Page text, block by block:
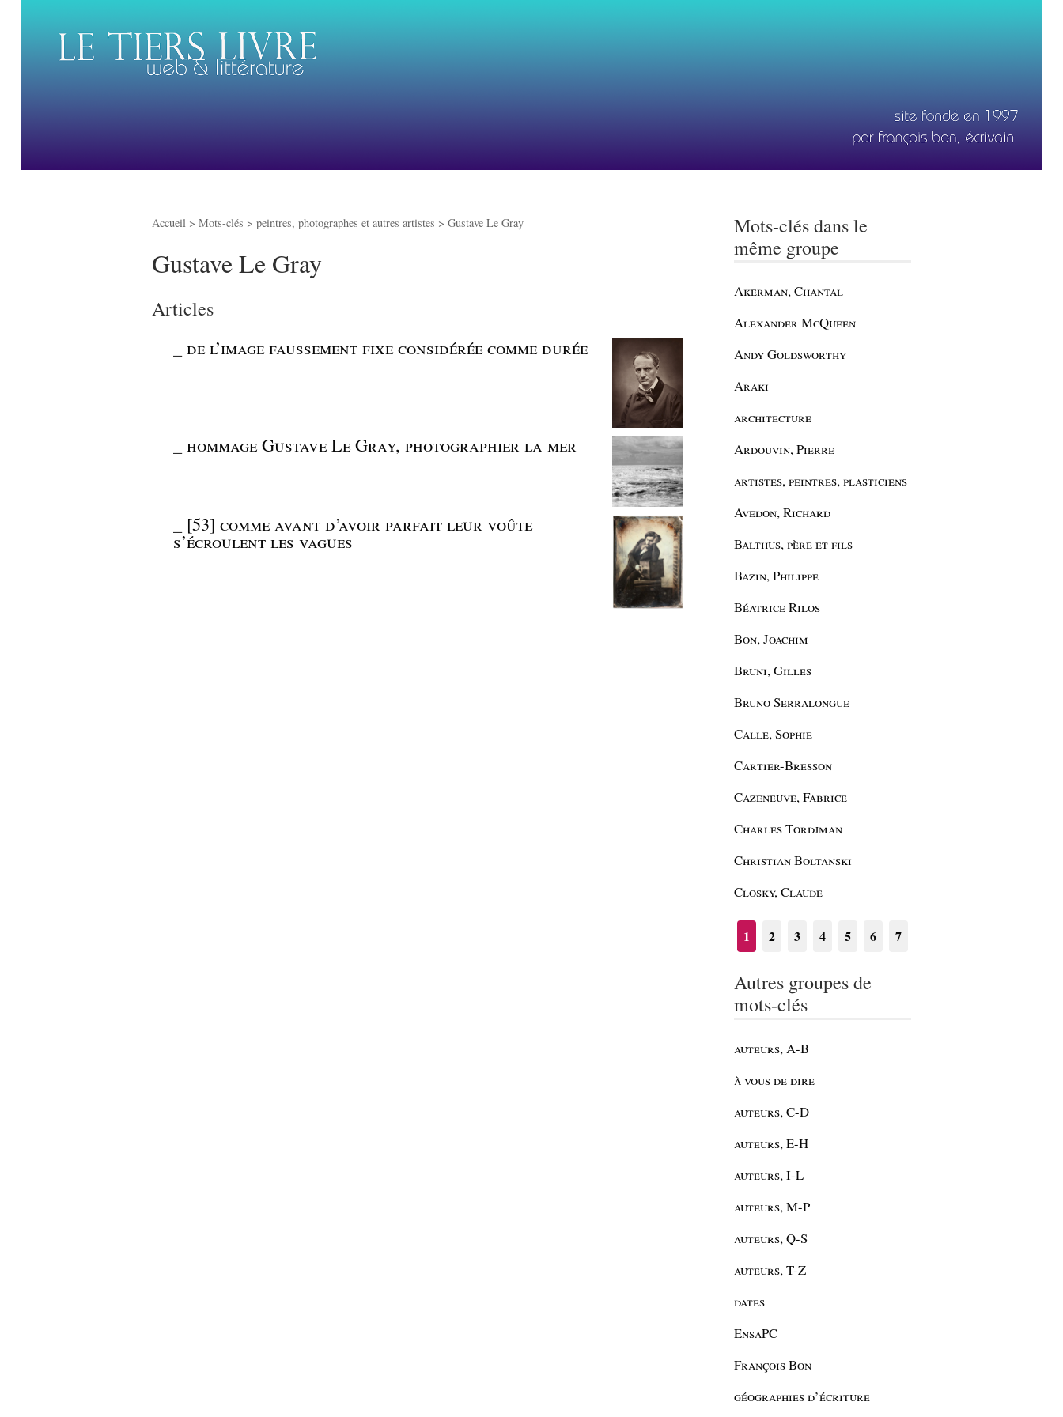
Accueil > Mots-clés > peintres, photographes et autres artistes > Gustave Le Gray
Gustave Le Gray
Articles
de l’image faussement fixe considérée comme durée
hommage Gustave Le Gray, photographier la mer
[53] comme avant d’avoir parfait leur voûte
s’écroulent les vagues
Mots-clés dans le
même groupe
Akerman, Chantal
Alexander McQueen
Andy Goldsworthy
Araki
architecture
Ardouvin, Pierre
artistes, peintres, plasticiens
Avedon, Richard
Balthus, père et fils
Bazin, Philippe
Béatrice Rilos
Bon, Joachim
Bruni, Gilles
Bruno Serralongue
Calle, Sophie
Cartier-Bresson
Cazeneuve, Fabrice
Charles Tordjman
Christian Boltanski
Closky, Claude
1 2 3 4 5 6 7
Autres groupes de
mots-clés
auteurs, A-B
à vous de dire
auteurs, C-D
auteurs, E-H
auteurs, I-L
auteurs, M-P
auteurs, Q-S
auteurs, T-Z
dates
EnsaPC
François Bon
géographies d’écriture